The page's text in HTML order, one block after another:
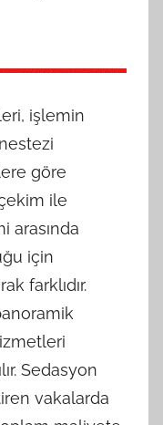
işlemin
göre
ile
arasında
için
farklıdır.
Sedasyon
vakalarda